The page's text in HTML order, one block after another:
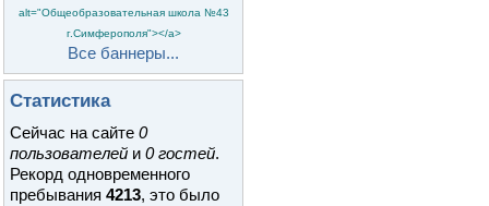
alt="Общеобразовательная школа №43
г.Симферополя"></a>
Все баннеры...
Статистика
Сейчас на сайте 0
пользователей и 0 гостей.
Рекорд одновременного
пребывания 4213, это было